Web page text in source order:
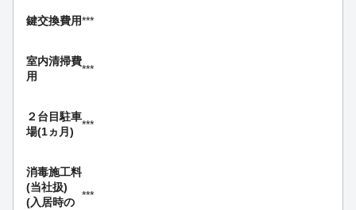
鍵交換費用***
室内清掃費
用
***
２台目駐車
場(1ヵ月)
***
消毒施工料
(当社扱)
(入居時の
***